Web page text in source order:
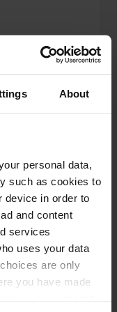
About
personal data,
such as cookies to
device in order to
and content
services
uses your data
are only
you have made
più di 6 anni